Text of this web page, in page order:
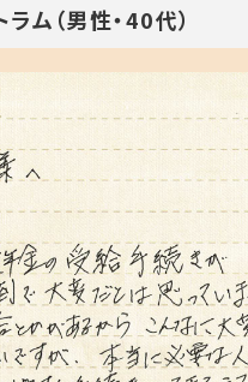
ム（男性・40代）